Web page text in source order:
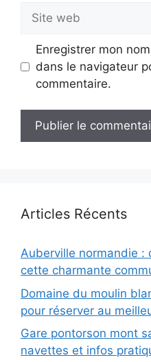
web
Enregistrer mon
dans le navigateur
commentaire.
Articles Récents
Auberville normandie :
cette charmante
Domaine du moulin
pour réserver au
Gare pontorson mont
navettes et infos